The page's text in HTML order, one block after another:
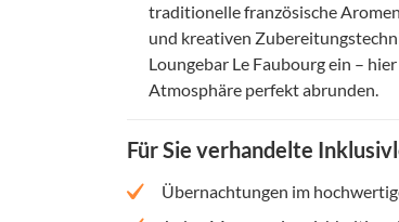
traditionelle französische
und kreativen
Loungebar Le Faubourg ein –
Atmosphäre perfekt abrunden.
Für Sie verhandelte
Übernachtungen im